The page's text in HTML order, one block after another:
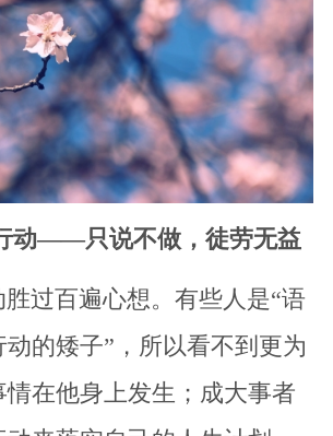
动——只说不做，徒劳无益
胜过百遍心想。有些人是“语
的矮子”，所以看不到更为
情在他身上发生；成大事者